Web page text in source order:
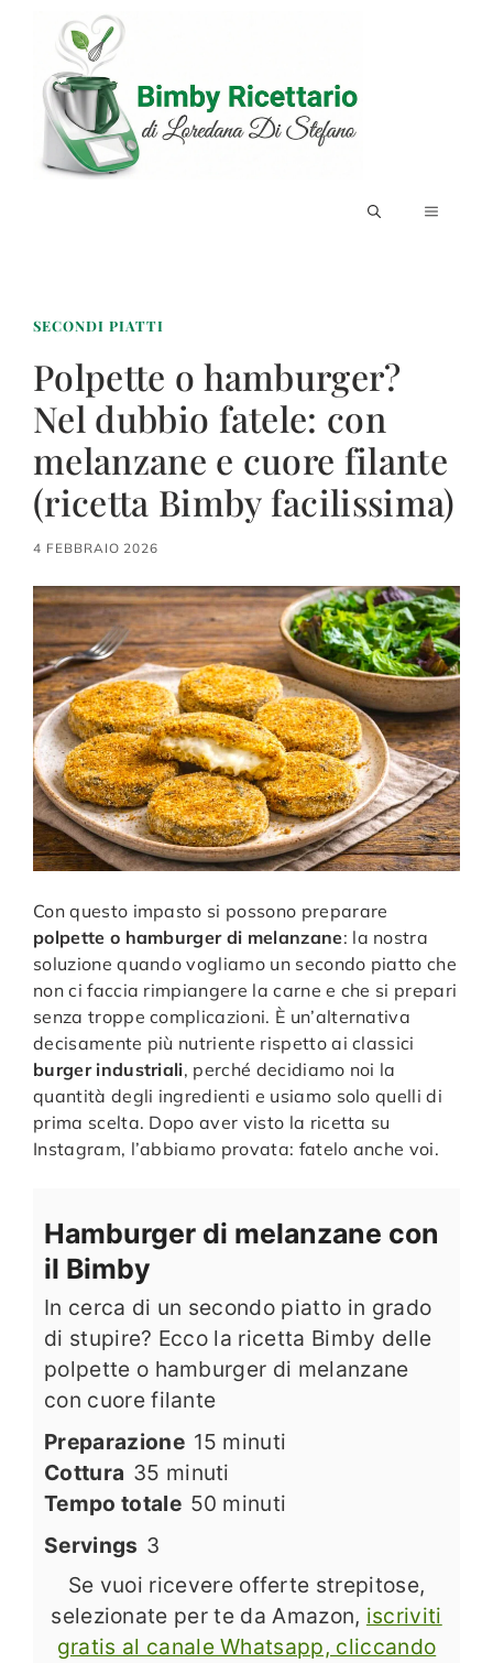
contenuto
MENU
SECONDI PIATTI
Polpette o hamburger?
Nel dubbio fatele: con
melanzane e cuore filante
(ricetta Bimby facilissima)
4 FEBBRAIO 2026
Con questo impasto si possono preparare
polpette o hamburger di melanzane: la nostra
soluzione quando vogliamo un secondo piatto che
non ci faccia rimpiangere la carne e che si prepari
senza troppe complicazioni. È un’alternativa
decisamente più nutriente rispetto ai classici
burger industriali, perché decidiamo noi la
quantità degli ingredienti e usiamo solo quelli di
prima scelta. Dopo aver visto la ricetta su
Instagram, l’abbiamo provata: fatelo anche voi.
Hamburger di melanzane con
il Bimby
In cerca di un secondo piatto in grado
di stupire? Ecco la ricetta Bimby delle
polpette o hamburger di melanzane
con cuore filante
Preparazione 15 minuti
minuti
Cottura 35 minuti
minuti
Tempo totale 50 minuti
minuti
Servings 3
Se vuoi ricevere offerte strepitose,
selezionate per te da Amazon, iscriviti
gratis al canale Whatsapp, cliccando